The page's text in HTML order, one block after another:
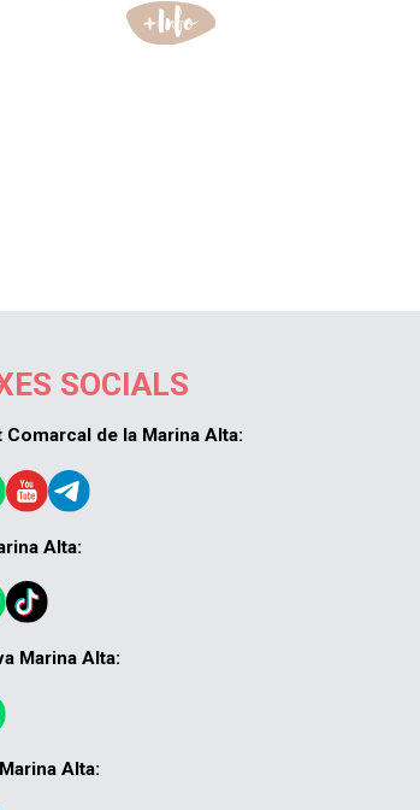
SOCIALS
de la Marina Alta:
Alta:
Marina Alta:
Alta: